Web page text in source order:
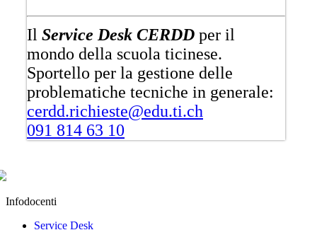
Il Service Desk CERDD per il
mondo della scuola ticinese.
Sportello per la gestione delle
problematiche tecniche in generale:
cerdd.richieste@edu.ti.ch
091 814 63 10
Infodocenti
Service Desk